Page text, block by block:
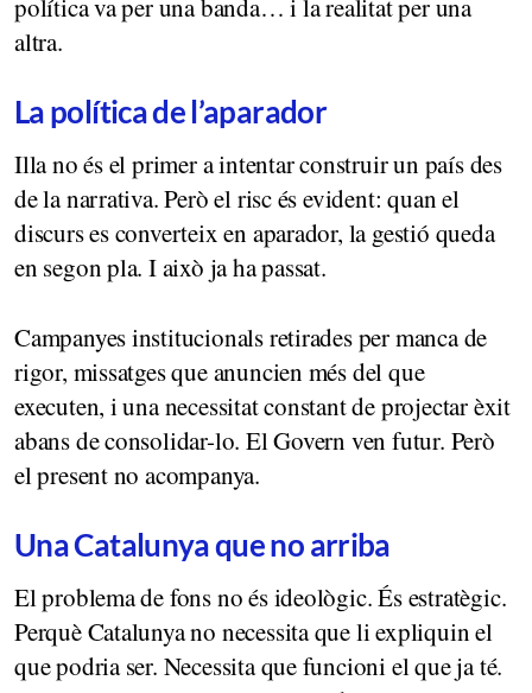
política va per una banda… i la realitat per una
altra.
La política de l’aparador
Illa no és el primer a intentar construir un país des
de la narrativa. Però el risc és evident: quan el
discurs es converteix en aparador, la gestió queda
en segon pla. I això ja ha passat.
Campanyes institucionals retirades per manca de
rigor, missatges que anuncien més del que
executen, i una necessitat constant de projectar èxit
abans de consolidar-lo. El Govern ven futur. Però
el present no acompanya.
Una Catalunya que no arriba
El problema de fons no és ideològic. És estratègic.
Perquè Catalunya no necessita que li expliquin el
que podria ser. Necessita que funcioni el que ja té.